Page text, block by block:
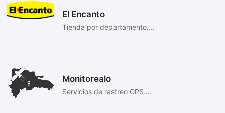
El Encanto
Tienda por departamento....
Monitorealo
Servicios de rastreo GPS....